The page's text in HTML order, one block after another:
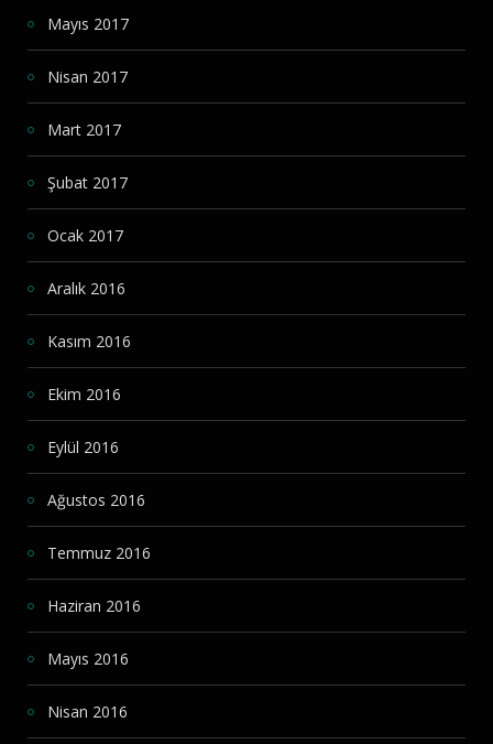
Mayıs 2017
Nisan 2017
Mart 2017
Şubat 2017
Ocak 2017
Aralık 2016
Kasım 2016
Ekim 2016
Eylül 2016
Ağustos 2016
Temmuz 2016
Haziran 2016
Mayıs 2016
Nisan 2016